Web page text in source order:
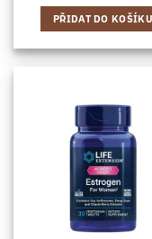
PŘIDAT DO KOŠÍKU